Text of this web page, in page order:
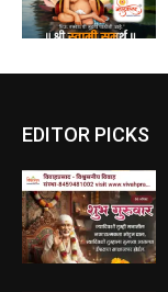
EDITOR PICKS